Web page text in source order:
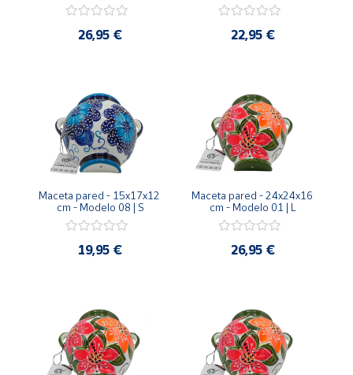
26,95 € 22,95 €
Maceta pared - 15x17x12
cm - Modelo 08 | S
19,95 €
Maceta pared - 24x24x16
cm - Modelo 01 | L
26,95 €